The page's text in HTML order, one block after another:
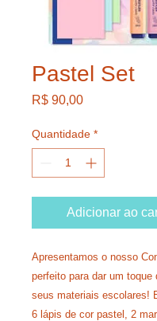
Pastel Set
R$ 90,00Preço
Quantidade *
Adicionar ao
Apresentamos o nosso
perfeito para dar um toque
seus materiais escolares!
6 lápis de cor pastel, 2